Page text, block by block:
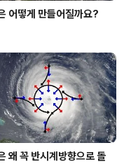
어떻게 만들어질까요?
왜 꼭 반시계방향으로 돌